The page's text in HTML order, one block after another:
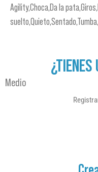
Agility,Choca,Da la
suelto,Quieto,Sentado,Tumba,
¿TIENES
Medio